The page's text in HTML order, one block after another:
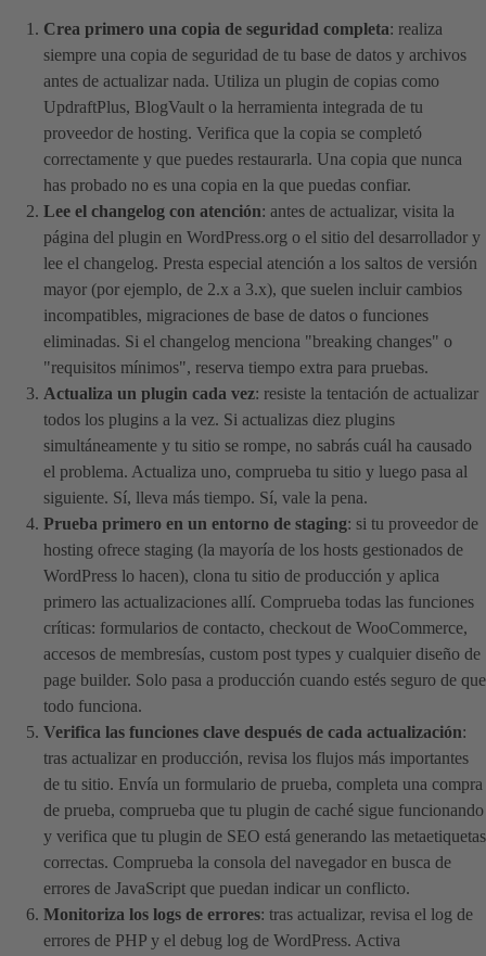
Crea primero una copia de seguridad completa: realiza
siempre una copia de seguridad de tu base de datos y archivos
antes de actualizar nada. Utiliza un plugin de copias como
UpdraftPlus, BlogVault o la herramienta integrada de tu
proveedor de hosting. Verifica que la copia se completó
correctamente y que puedes restaurarla. Una copia que nunca
has probado no es una copia en la que puedas confiar.
Lee el changelog con atención: antes de actualizar, visita la
página del plugin en WordPress.org o el sitio del desarrollador y
lee el changelog. Presta especial atención a los saltos de versión
mayor (por ejemplo, de 2.x a 3.x), que suelen incluir cambios
incompatibles, migraciones de base de datos o funciones
eliminadas. Si el changelog menciona "breaking changes" o
"requisitos mínimos", reserva tiempo extra para pruebas.
Actualiza un plugin cada vez: resiste la tentación de actualizar
todos los plugins a la vez. Si actualizas diez plugins
simultáneamente y tu sitio se rompe, no sabrás cuál ha causado
el problema. Actualiza uno, comprueba tu sitio y luego pasa al
siguiente. Sí, lleva más tiempo. Sí, vale la pena.
Prueba primero en un entorno de staging: si tu proveedor de
hosting ofrece staging (la mayoría de los hosts gestionados de
WordPress lo hacen), clona tu sitio de producción y aplica
primero las actualizaciones allí. Comprueba todas las funciones
críticas: formularios de contacto, checkout de WooCommerce,
accesos de membresías, custom post types y cualquier diseño de
page builder. Solo pasa a producción cuando estés seguro de que
todo funciona.
Verifica las funciones clave después de cada actualización:
tras actualizar en producción, revisa los flujos más importantes
de tu sitio. Envía un formulario de prueba, completa una compra
de prueba, comprueba que tu plugin de caché sigue funcionando
y verifica que tu plugin de SEO está generando las metaetiquetas
correctas. Comprueba la consola del navegador en busca de
errores de JavaScript que puedan indicar un conflicto.
Monitoriza los logs de errores: tras actualizar, revisa el log de
errores de PHP y el debug log de WordPress. Activa